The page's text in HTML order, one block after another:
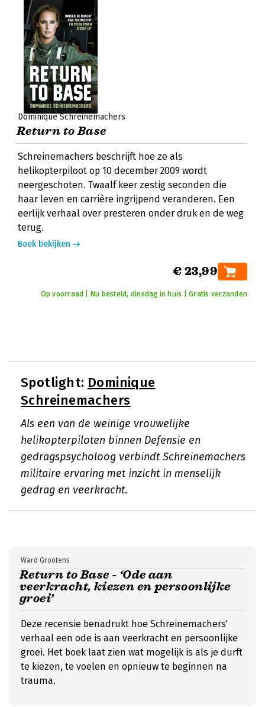
Dominique Schreinemachers
Return to Base
Schreinemachers beschrijft hoe ze als
helikopterpiloot op 10 december 2009 wordt
neergeschoten. Twaalf keer zestig seconden die
haar leven en carrière ingrijpend veranderen. Een
eerlijk verhaal over presteren onder druk en de weg
terug.
Boek bekijken
€ 23,99
Op voorraad | Nu besteld, dinsdag in huis | Gratis verzonden
Spotlight: Dominique
Schreinemachers
Als een van de weinige vrouwelijke
helikopterpiloten binnen Defensie en
gedragspsycholoog verbindt Schreinemachers
militaire ervaring met inzicht in menselijk
gedrag en veerkracht.
Return to Base - ‘Ode aan
veerkracht, kiezen en persoonlijke
groei’
Ward Grootens
Deze recensie benadrukt hoe Schreinemachers'
verhaal een ode is aan veerkracht en persoonlijke
groei. Het boek laat zien wat mogelijk is als je durft
te kiezen, te voelen en opnieuw te beginnen na
trauma.